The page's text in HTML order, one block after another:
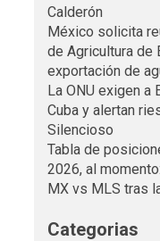
Calderón
México solicita
de Agricultura de
exportación de
La ONU exigen a
Cuba y alertan
Silencioso
Tabla de
2026, al
MX vs MLS tras
Categorias